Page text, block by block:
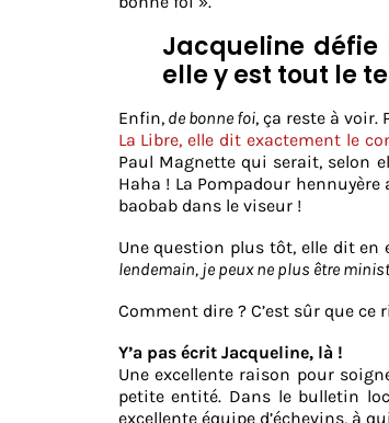
Jacqueline
elle y est tout le
Enfin,de bonne foi, ça reste à voir.
La Libre, elle dit exactement le
Paul Magnette qui serait, selon
Haha ! La Pompadour
baobab dans le viseur !
Une question plus tôt, elle dit en
lendemain, je peux ne plus être
Comment dire ? C’est sûr que ce
Y’a pas écrit Jacqueline, là !
Une excellente raison pour
petite entité. Dans le bulletin
excellente équipe d’échevins, à